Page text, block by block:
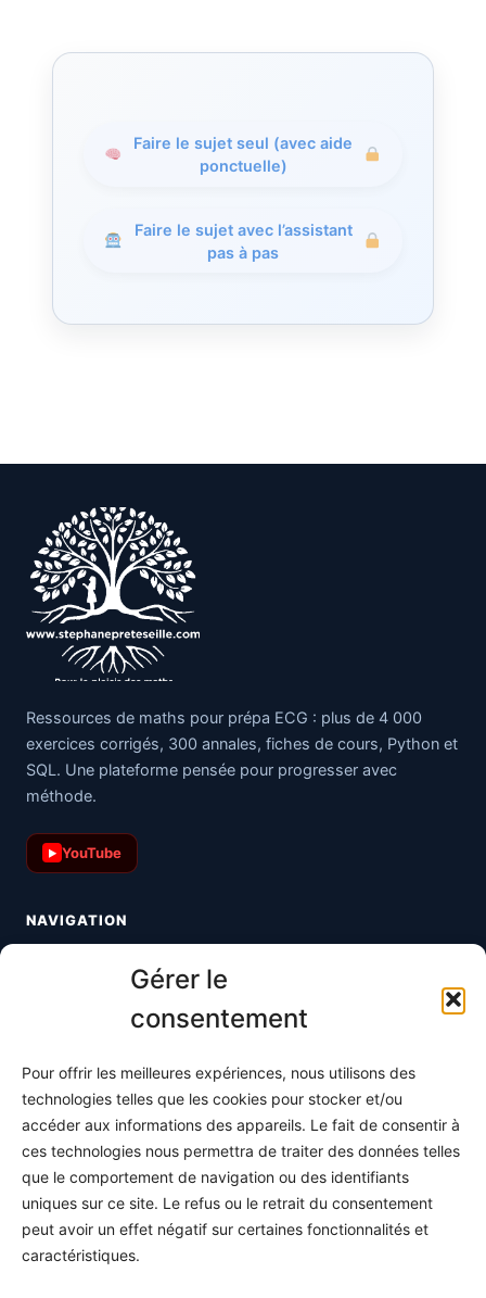
Gérer le
consentement
Pour offrir les meilleures expériences, nous utilisons des
technologies telles que les cookies pour stocker et/ou
accéder aux informations des appareils. Le fait de consentir à
ces technologies nous permettra de traiter des données telles
que le comportement de navigation ou des identifiants
uniques sur ce site. Le refus ou le retrait du consentement
peut avoir un effet négatif sur certaines fonctionnalités et
caractéristiques.
Faire le sujet seul (avec aide
ponctuelle)
Faire le sujet avec l’assistant
pas à pas
Ressources de maths pour prépa ECG : plus de 4 000
exercices corrigés, 300 annales, fiches de cours, Python et
SQL. Une plateforme pensée pour progresser avec
méthode.
▶ YouTube
NAVIGATION
Toutes les maths
S'abonner
À propos
Contact / Support
Mes publications
INFORMATIONS LÉGALES